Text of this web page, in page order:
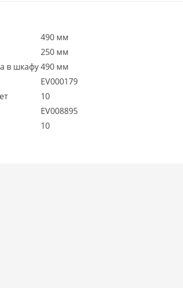
490 мм
250 мм
в шкафу490 мм
EV000179
10
EV008895
10